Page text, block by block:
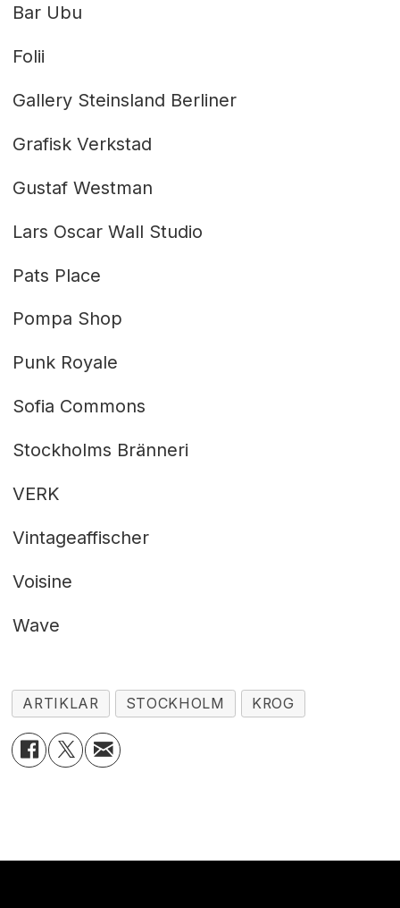
Bar Ubu
Folii
Gallery Steinsland Berliner
Grafisk Verkstad
Gustaf Westman
Lars Oscar Wall Studio
Pats Place
Pompa Shop
Punk Royale
Sofia Commons
Stockholms Bränneri
VERK
Vintageaffischer
Voisine
Wave
ARTIKLAR STOCKHOLM KROG